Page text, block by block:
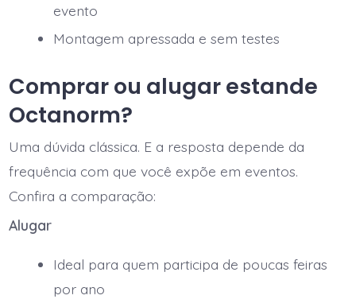
evento
Montagem apressada e sem testes
Comprar ou alugar estande
Octanorm?
Uma dúvida clássica. E a resposta depende da
frequência com que você expõe em eventos.
Confira a comparação:
Alugar
Ideal para quem participa de poucas feiras
por ano